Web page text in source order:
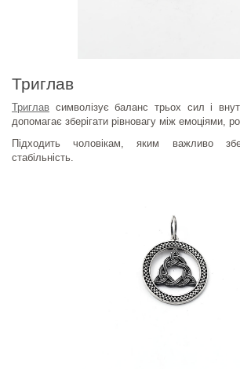
Триглав
Триглав символізує баланс трьох сил і
допомагає зберігати рівновагу між емоціями,
Підходить чоловікам, яким важливо
стабільність.